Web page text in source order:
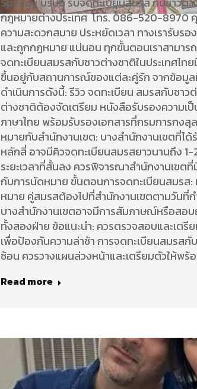
กฎหมายต่างประเทศ โทร. 086-520-8970
ความสะดวกสบาย ประหยัดเวลา ทางเรารับ
และถูกกฏหมาย แน่นอน ทุกขั้นตอนเราสามาร
จดทะเบียนสมรสกับชาวต่างชาติในประเทศไ
ขึ้นอยู่กับสถานการณ์ของแต่ละคู่รัก จากข้อมู
ดำเนินการดังนี้: รีวิว จดทะเบียน สมรสกับชาว
ต่างชาติต้องจัดเตรียม หนังสือรับรองความเ
ภาษาไทย พร้อมรับรองเอกสารที่กรมการกงสุ
หมายกับสำนักงานเขต: บางสำนักงานเขตที่ไ
หลักสี่ อาจมีคิวจดทะเบียนสมรสยาวนานถึง
ระยะเวลาที่สั้นลง ควรพิจารณาสำนักงานเข
กับการนัดหมาย ขั้นตอนการจดทะเบียนสมรส:
หมาย คู่สมรสต้องไปที่สำนักงานเขตตามวันที่
บางสำนักงานเขตอาจมีการสัมภาษณ์หรือสอ
ทั้งสองฝ่าย ข้อแนะนำ: ควรตรวจสอบและเต
เพื่อป้องกันความล่าช้า การจดทะเบียนสมรสกั
ซ้อน ควรวางแผนล่วงหน้าและเตรียมตัวให้พร้
Read more